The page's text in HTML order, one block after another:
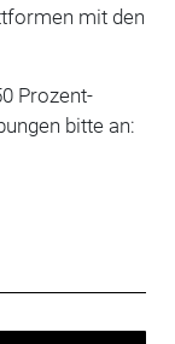
mit den
Prozent-
bitte an: